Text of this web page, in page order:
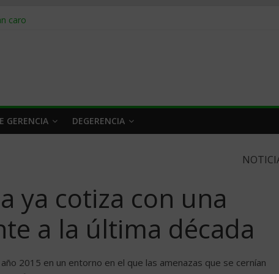
en 2026
hacer
y venderle
GERENCIA DEGERENCIA
ya cotiza con una
a la última década
2015 en un entorno en el que las amenazas que se cernían